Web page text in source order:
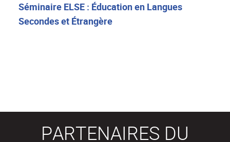
Séminaire ELSE : Éducation en Langues
Secondes et Étrangère
PARTENAIRES DU